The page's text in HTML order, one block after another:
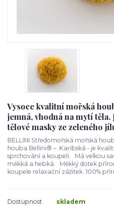
Vysoce kvalitní mořská
jemná, vhodná na mytí těla.
tělové masky ze zeleného
BELLINI Středomořská mořská
houba Bellini® – Karibská - je
sprchování a koupeli. Má velkou
měkká a hebká. Měkký dotek
koupele relaxační zážitek. 100%
Dostupnost skladem